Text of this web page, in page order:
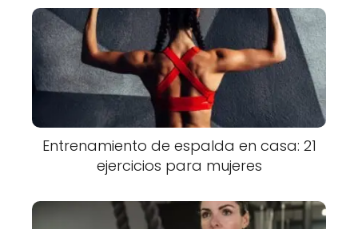
Entrenamiento de espalda en casa: 21
ejercicios para mujeres